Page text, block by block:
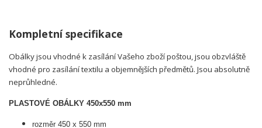
Kompletní specifikace
Obálky jsou vhodné k zasílání Vašeho zboží poštou, jsou obzvláště
vhodné pro zasílání textilu a objemnějších předmětů. Jsou absolutně
neprůhledné.
PLASTOVÉ OBÁLKY 450x550 mm
rozměr 450 x 550 mm